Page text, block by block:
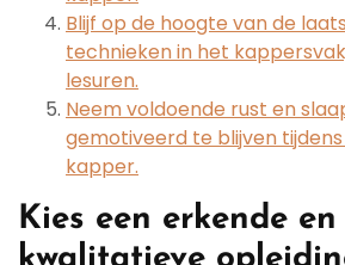
Blijf op de hoogte van de
technieken in het
lesuren.
Neem voldoende rust en
gemotiveerd te blijven
kapper.
Kies een erkende en